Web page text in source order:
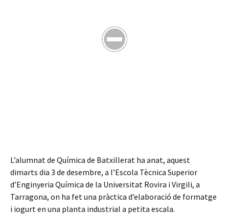
L’alumnat de Química de Batxillerat ha anat, aquest
dimarts dia 3 de desembre, a l’Escola Tècnica Superior
d’Enginyeria Química de la Universitat Rovira i Virgili, a
Tarragona, on ha fet una pràctica d’elaboració de formatge
i iogurt en una planta industrial a petita escala.